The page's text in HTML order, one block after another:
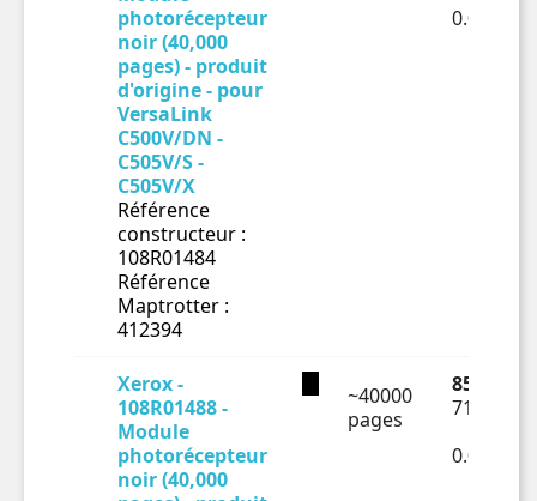
photorécepteur
noir (40,000
pages) - produit
d'origine - pour
VersaLink
C500V/DN -
C505V/S -
C505V/X
Référence
constructeur :
108R01484
Référence
Maptrotter :
412394
Xerox -
108R01488 -
Module
photorécepteur
noir (40,000
~40000
pages
85.31 €
71.09 €